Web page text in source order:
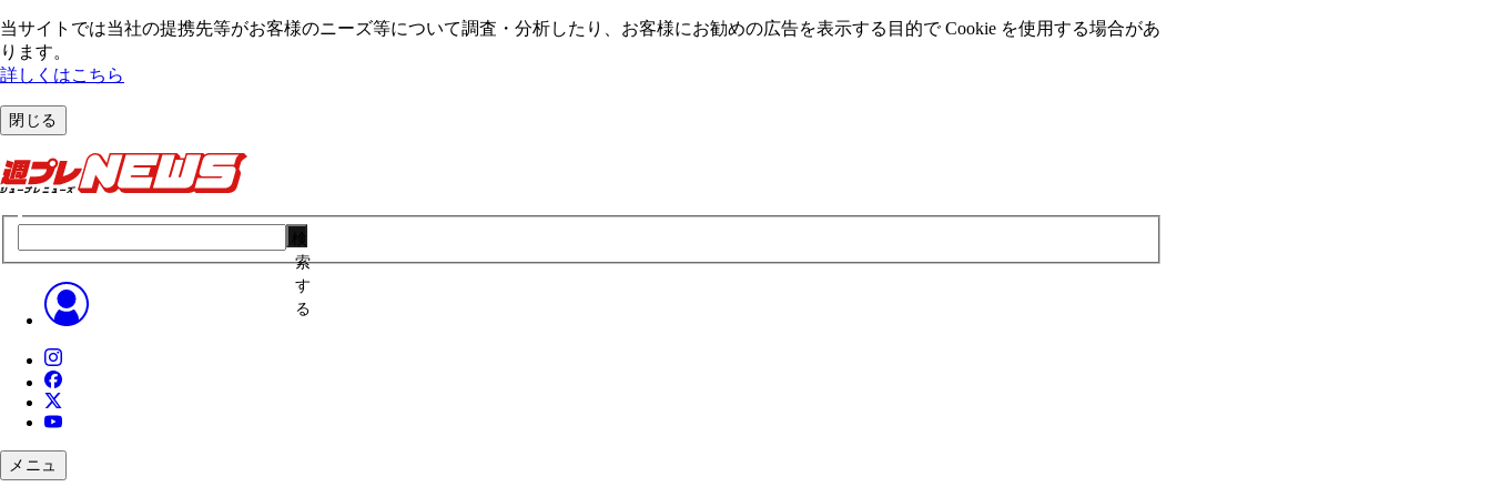
当サイトでは当社の提携先等がお客様のニーズ等について調査・分析したり、お客様にお勧めの広告を表⽰する⽬的で Cookie を使⽤する場合があ
ります。
詳しくはこちら
閉じる
索
す
る
メニュ